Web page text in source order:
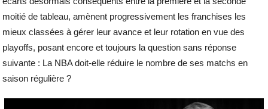
moitié de tableau, amènent progressivement les franchises les
mieux classées à gérer leur avance et leur rotation en vue des
playoffs, posant encore et toujours la question sans réponse
suivante : La NBA doit-elle réduire le nombre de ses matchs en
saison régulière ?